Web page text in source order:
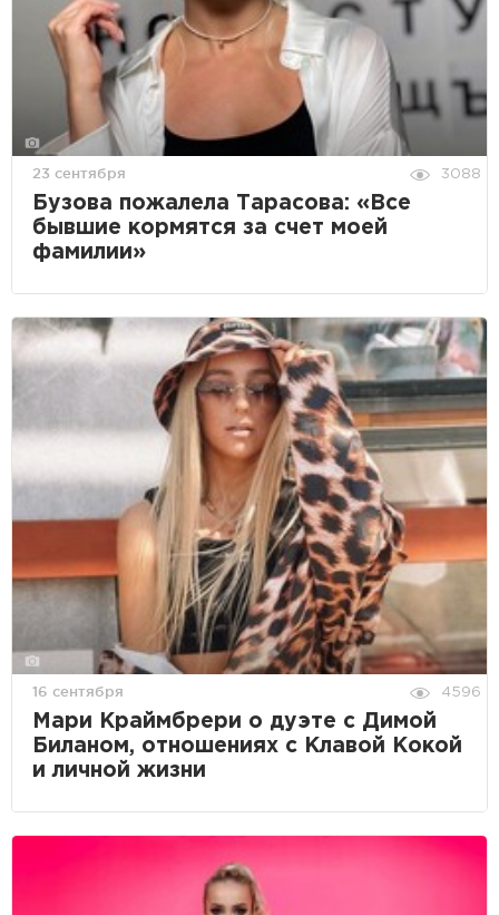
23 сентября 3088
Бузова пожалела Тарасова: «Все
бывшие кормятся за счет моей
фамилии»
16 сентября 4596
Мари Краймбрери о дуэте с Димой
Биланом, отношениях с Клавой Кокой
и личной жизни